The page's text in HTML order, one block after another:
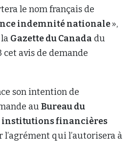
le nom français de
indemnité nationale»,
Gazette du Canada du
cet avis de demande
son intention de
au Bureau du
institutions financières
l’agrément qui l’autorisera à